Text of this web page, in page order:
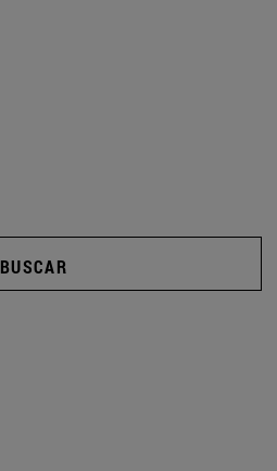
BUSCAR